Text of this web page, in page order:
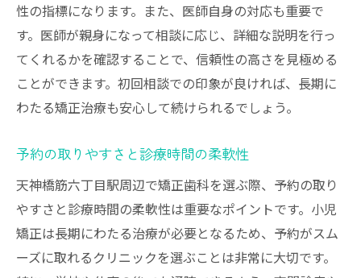
性の指標になります。また、医師自身の対応も重要で
す。医師が親身になって相談に応じ、詳細な説明を行っ
てくれるかを確認することで、信頼性の高さを見極める
ことができます。初回相談での印象が良ければ、長期に
わたる矯正治療も安心して続けられるでしょう。
予約の取りやすさと診療時間の柔軟性
天神橋筋六丁目駅周辺で矯正歯科を選ぶ際、予約の取り
やすさと診療時間の柔軟性は重要なポイントです。小児
矯正は長期にわたる治療が必要となるため、予約がスム
ーズに取れるクリニックを選ぶことは非常に大切です。